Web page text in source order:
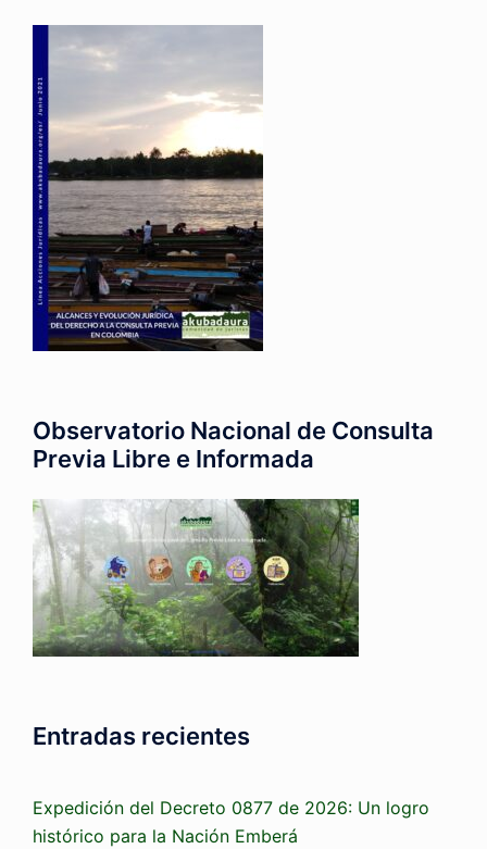
Observatorio Nacional de Consulta
Previa Libre e Informada
Entradas recientes
Expedición del Decreto 0877 de 2026: Un logro
histórico para la Nación Emberá